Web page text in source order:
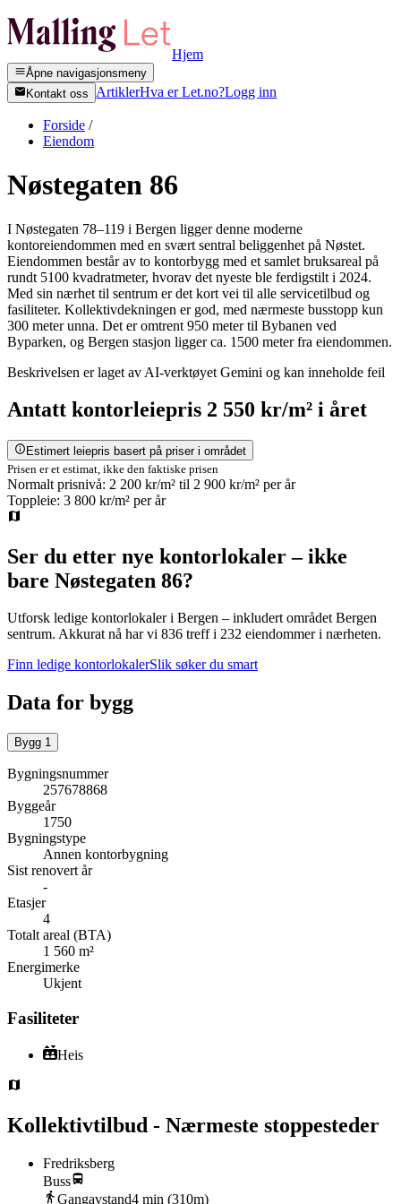
Hjem
Åpne navigasjonsmeny
Kontakt oss
ArtiklerHva er Let.no?Logg inn
Forside /
Eiendom
Nøstegaten 86
I Nøstegaten 78–119 i Bergen ligger denne moderne
kontoreiendommen med en svært sentral beliggenhet på Nøstet.
Eiendommen består av to kontorbygg med et samlet bruksareal på
rundt 5100 kvadratmeter, hvorav det nyeste ble ferdigstilt i 2024.
Med sin nærhet til sentrum er det kort vei til alle servicetilbud og
fasiliteter. Kollektivdekningen er god, med nærmeste busstopp kun
300 meter unna. Det er omtrent 950 meter til Bybanen ved
Byparken, og Bergen stasjon ligger ca. 1500 meter fra eiendommen.
Beskrivelsen er laget av AI-verktøyet Gemini og kan inneholde feil
Antatt kontorleiepris 2 550 kr/m² i året
Estimert leiepris basert på priser i området
Prisen er et estimat, ikke den faktiske prisen
Normalt prisnivå: 2 200 kr/m² til 2 900 kr/m² per år
Toppleie: 3 800 kr/m² per år
Ser du etter nye kontorlokaler – ikke
bare Nøstegaten 86?
Utforsk ledige kontorlokaler i Bergen – inkludert området Bergen
sentrum. Akkurat nå har vi 836 treff i 232 eiendommer i nærheten.
Finn ledige kontorlokalerSlik søker du smart
Data for bygg
Bygg 1
Bygningsnummer
257678868
Byggeår
1750
Bygningstype
Annen kontorbygning
Sist renovert år
-
Etasjer
4
Totalt areal (BTA)
1 560 m²
Energimerke
Ukjent
Fasiliteter
Heis
Kollektivtilbud - Nærmeste stoppesteder
Fredriksberg
Buss
Gangavstand4 min (310m)